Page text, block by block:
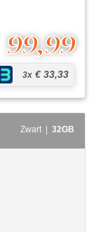
99,99
3x € 33,33
Zwart | 32GB